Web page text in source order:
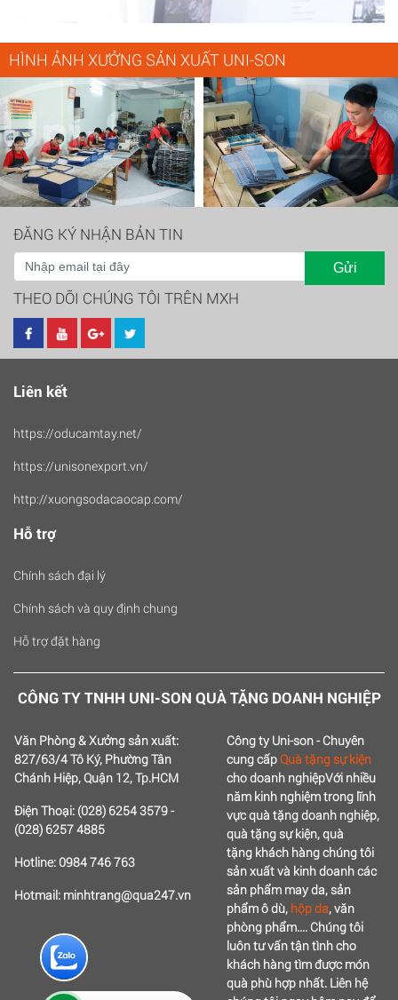
HÌNH ẢNH XƯỞNG SẢN XUẤT UNI-SON
ĐĂNG KÝ NHẬN BẢN TIN
Gửi
THEO DÕI CHÚNG TÔI TRÊN MXH
Liên kết
https://oducamtay.net/
https://unisonexport.vn/
http://xuongsodacaocap.com/
Hỗ trợ
Chính sách đại lý
Chính sách và quy định chung
Hỗ trợ đặt hàng
CÔNG TY TNHH UNI-SON QUÀ TẶNG DOANH NGHIỆP
Văn Phòng & Xưởng sản xuất:
827/63/4 Tô Ký, Phường Tân
Chánh Hiệp, Quận 12, Tp.HCM
Điện Thoại: (028) 6254 3579 -
(028) 6257 4885
Hotline: 0984 746 763
Hotmail: minhtrang@qua247.vn
Công ty Uni-son - Chuyên
cung cấp Quà tặng sự kiện
cho doanh nghiệpVới nhiều
năm kinh nghiệm trong lĩnh
vực quà tặng doanh nghiệp,
quà tặng sự kiện, quà
tặng khách hàng chúng tôi
sản xuất và kinh doanh các
sản phẩm may da, sản
phẩm ô dù, hộp da, văn
phòng phẩm.... Chúng tôi
luôn tư vấn tận tình cho
khách hàng tìm được món
quà phù hợp nhất. Liên hệ